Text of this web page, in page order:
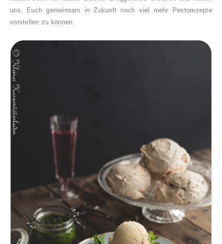
uns, Euch gemeinsam in Zukunft noch viel mehr Pestorezepte
vorstellen zu können.